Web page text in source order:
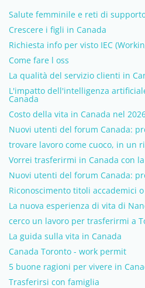
Salute femminile e reti di
Crescere i figli in Canada
Richiesta info per visto IEC
Come fare l oss
La qualità del servizio clienti in
L'impatto dell'intelligenza
Canada
Costo della vita in Canada nel
Nuovi utenti del forum Canada:
trovare lavoro come cuoco, in un
Vorrei trasferirmi in Canada con
Nuovi utenti del forum Canada:
Riconoscimento titoli accademici
La nuova esperienza di vita di
cerco un lavoro per trasferirmi a
La guida sulla vita in Canada
Canada Toronto - work permit
5 buone ragioni per vivere in
Trasferirsi con famiglia